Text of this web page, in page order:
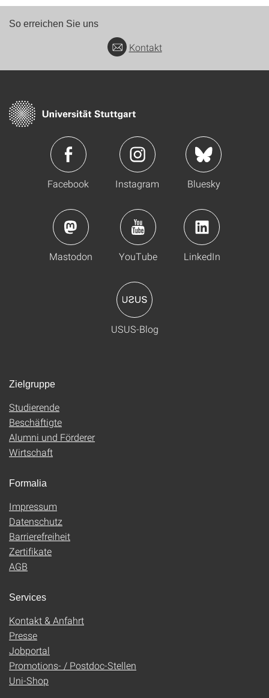
So erreichen Sie uns
Kontakt
Facebook Instagram Bluesky
Mastodon YouTube LinkedIn
USUS-Blog
Zielgruppe
Studierende
Beschäftigte
Alumni und Förderer
Wirtschaft
Formalia
Impressum
Datenschutz
Barrierefreiheit
Zertifikate
AGB
Services
Kontakt & Anfahrt
Presse
Jobportal
Promotions- / Postdoc-Stellen
Uni-Shop